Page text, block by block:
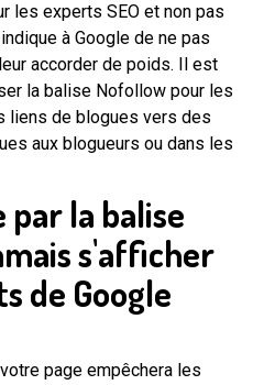
les experts SEO et non pas
à Google de ne pas
accorder de poids. Il est
la balise Nofollow pour les
liens de blogues vers des
aux blogueurs ou dans les
par la balise
s'afficher
de Google
page empêchera les